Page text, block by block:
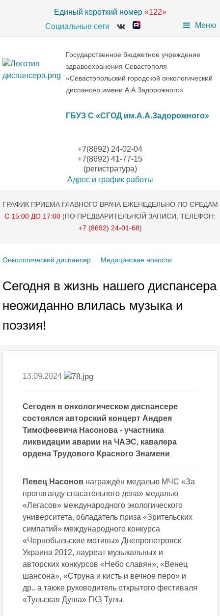
Единый короткий номер«122»
Социальные сети
Меню
Государственное бюджетное учреждение
здравоохранения Севастополя
«Севастопольский городской онкологический
диспансер имени А.А.Задорожного»
ГБУЗ С «СГОД им.А.А.Задорожного»
+7(8692) 24-02-04
+7(8692) 41-77-15
(регистратура)
Адрес и график работы
ГРАФИК ПРИЕМА ГЛАВНОГО ВРАЧА ЕЖЕНЕДЕЛЬНО ПО СРЕДАМ
С 15:00 ДО 17:00 (ПО ПРЕДВАРИТЕЛЬНОЙ ЗАПИСИ, ТЕЛЕФОН:
+7 (8692) 24-01-68)
Онкологический диспансер Медицинские новости
Сегодня в жизнь нашего диспансера
неожиданно влилась музыка и
поэзия!
13.09.2024
Сегодня в онкологическом диспансере
состоялся авторский концерт Андрея
Тимофеевича Насонова - участника
ликвидации аварии на ЧАЭС, кавалера
ордена Трудового Красного Знамени
Певец Насонов награждён медалью МЧС «За
пропаганду спасательного дела» медалью
«Легасов» международного экологического
университета, обладатель приза «Зрительских
симпатий» международного конкурса
«Чернобыльские мотивы» Днепропетровск
Украина 2012, лауреат музыкальных и
авторских конкурсов «Небо славян», «Венец
шансона», «Струна и кисть и вечное перо» и
др.. а также руководитель открытого фестиваля
«Тульская Душа» ГКЗ Тулы.